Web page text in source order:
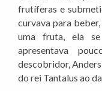
frutíferas e
curvava para
uma fruta, ela
apresentava
descobridor,
do rei Tantalus ao